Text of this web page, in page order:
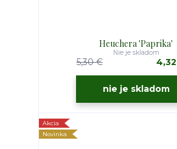
Heuchera 'Paprika'
5,30 €
Nie je skladom
nie je skladom
Akcia
Novinka